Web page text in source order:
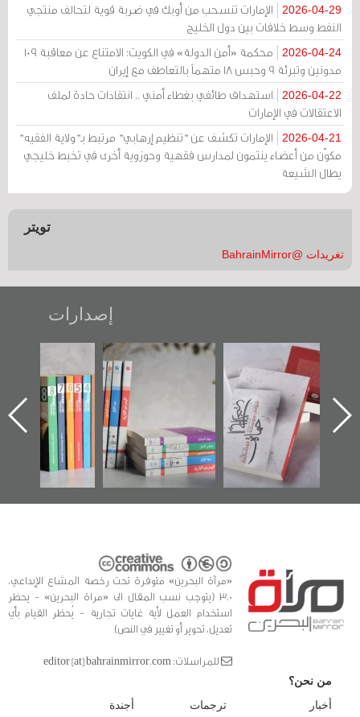
2026-04-29
الإمارات تنسحب من أوبك في ضربة قوية لتحالف منتجي
النفط وسط خلافات بين دول الخليج
2026-04-24
محكمة «أمن الدولة» في الكويت: الامتناع عن معاقبة 109
مدونين وتبرئة 9 وحبس 18 متهماً بالتعاطف مع إيران
2026-04-22
استهداف طائفي بغطاء أمني .. انتقادات حادة لملف
الاعتقالات في الإمارات
2026-04-21
الإمارات تكشف عن "تنظيم إرهابي" مرتبط بـ"ولاية الفقيه"
مكوّن من أعضاء ينتمون لمدارس فقهية وحوزوية أخرى في تخبط خليجي
يطال الشيعة
تويتر
تغريدات @BahrainMirror
إصدارات
"حماة الباب الأخير":
الإصدار الأول عن
اعتصام الدراز
وأحداث ساحة
الفداء لمركز أوال
للدراسات والتوثيق
تصنيف موضوعي
للوثائق البريطانية
يقدمه «مركز أوال»
في سلسلة من 5
كتب
تصدر حصاد
الساحات 2019
«مرآة البحرين» متوفرة تحت رخصة المشاع الإبداعي،
3.0 (يتوجب نسب المقال الى «مراة البحرين» - يحظر
استخدام العمل لأية غايات تجارية - يُحظر القيام بأي
تعديل، تحوير أو تغيير في النص)
للمراسلات: editor [at] bahrainmirror.com
من نحن؟
أخبار
ترجمات أجندة